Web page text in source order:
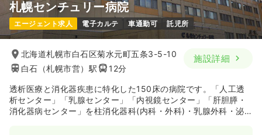
札幌センチュリー病院
エージェント求人 電子カルテ 車通勤可 託児所
北海道札幌市白石区菊水元町五条3-5-10
白石（札幌市営）駅
12分
施設詳細
透析医療と消化器疾患に特化した150床の病院です。「人工透
析センター」「乳腺センター」「内視鏡センター」「肝胆膵・
消化器病センター」を柱消化器科(内科・外科)・乳腺外科・泌